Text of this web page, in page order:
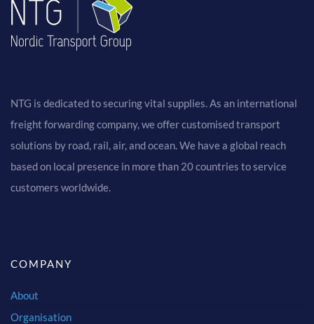
NTG is dedicated to securing vital supplies. As an international
freight forwarding company, we offer customised transport
solutions by road, rail, air, and ocean. We have a global reach
based on local presence in more than 20 countries to service
customers worldwide.
COMPANY
About
Organisation